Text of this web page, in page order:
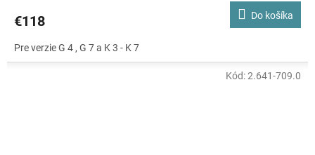
€118 Do košíka
Pre verzie G 4 , G 7 a K 3 - K 7
Kód:2.641-709.0